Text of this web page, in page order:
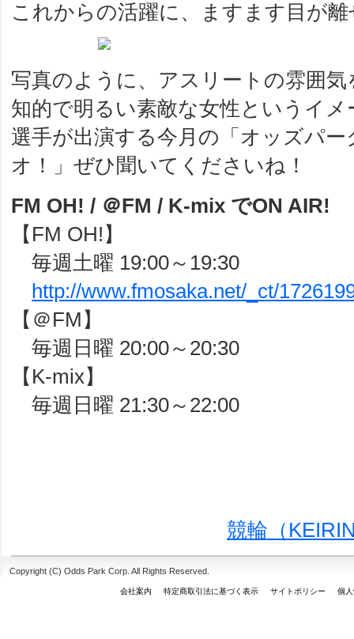
これからの活躍に、ますます目が
写真のように、アスリートの雰囲
知的で明るい素敵な女性というイ
選手が出演する今月の「オッズパ
オ！」ぜひ聞いてくださいね！
FM OH! / ＠FM / K-mix でON AIR!
【FM OH!】
毎週土曜 19:00～19:30
http://www.fmosaka.net/_ct/
【＠FM】
毎週日曜 20:00～20:30
【K-mix】
毎週日曜 21:30～22:00
競輪（
Copyright (C) Odds Park Corp. All Rights Reserved.
会社案内 特定商取引法に基づく表示 サイトポリシー 個